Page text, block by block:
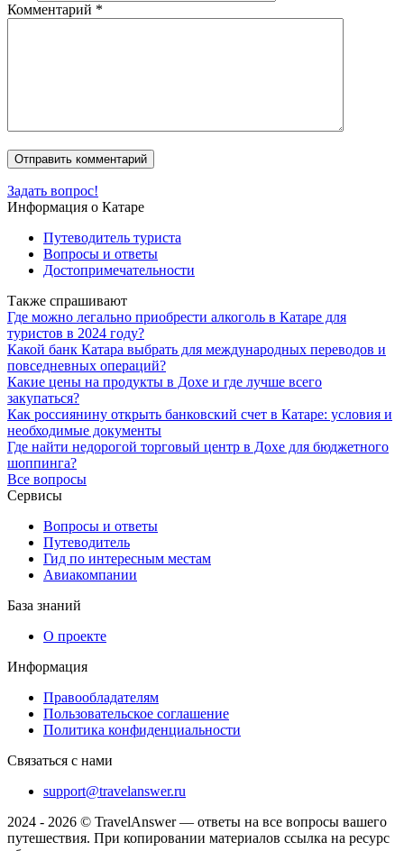
Комментарий *
Задать вопрос!
Информация о Катаре
Путеводитель туриста
Вопросы и ответы
Достопримечательности
Также спрашивают
Где можно легально приобрести алкоголь в Катаре для
туристов в 2024 году?
Какой банк Катара выбрать для международных переводов и
повседневных операций?
Какие цены на продукты в Дохе и где лучше всего
закупаться?
Как россиянину открыть банковский счет в Катаре: условия и
необходимые документы
Где найти недорогой торговый центр в Дохе для бюджетного
шоппинга?
Все вопросы
Сервисы
Вопросы и ответы
Путеводитель
Гид по интересным местам
Авиакомпании
База знаний
О проекте
Информация
Правообладателям
Пользовательское соглашение
Политика конфиденциальности
Связаться с нами
support@travelanswer.ru
2024 - 2026 © TravelAnswer — ответы на все вопросы вашего
путешествия. При копировании материалов ссылка на ресурс